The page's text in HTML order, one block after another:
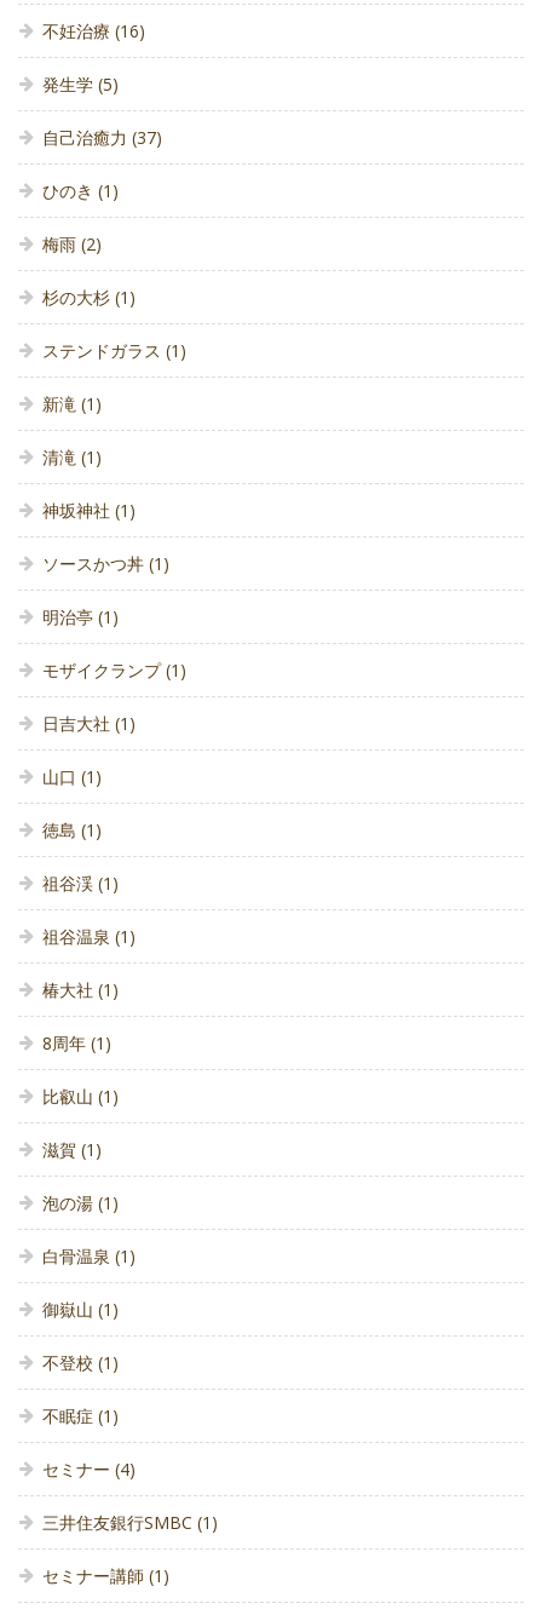
不妊治療 (16)
発生学 (5)
自己治癒力 (37)
ひのき (1)
梅雨 (2)
杉の大杉 (1)
ステンドガラス (1)
新滝 (1)
清滝 (1)
神坂神社 (1)
ソースかつ丼 (1)
明治亭 (1)
モザイクランプ(1)
日吉大社 (1)
山口 (1)
徳島 (1)
祖谷渓 (1)
祖谷温泉 (1)
椿大社 (1)
8周年 (1)
比叡山 (1)
滋賀 (1)
泡の湯 (1)
白骨温泉 (1)
御嶽山 (1)
不登校 (1)
不眠症 (1)
セミナー (4)
三井住友銀行SMBC (1)
セミナー講師 (1)